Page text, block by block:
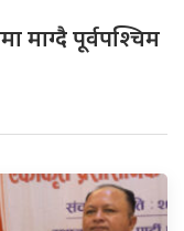
माग्दै पूर्वपश्चिम